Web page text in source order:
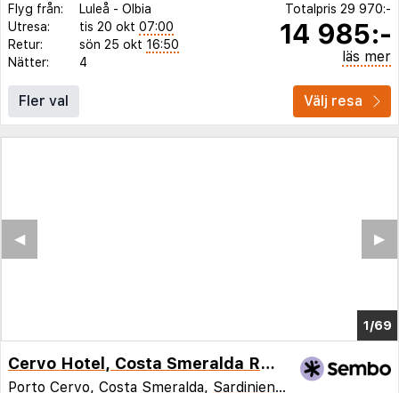
Flyg från:
Luleå - Olbia
Utresa:
tis 20 okt 07:00
Retur:
sön 25 okt 16:50
Nätter:
4
Totalpris 29 970:-
14 985:-
läs mer
Fler val Välj resa
1/65
▶︎
◀︎
Cervo Hotel, Costa Smeralda Resort
Porto Cervo, Costa Smeralda, Sardinien,Italien